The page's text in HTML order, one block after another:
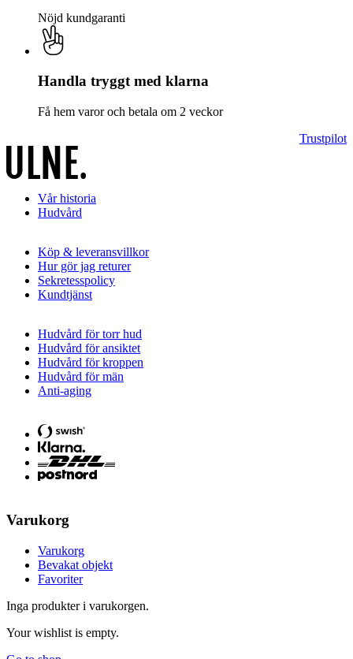
Nöjd kundgaranti
Handla tryggt med klarna
Få hem varor och betala om 2 veckor
Trustpilot
Vår historia
Hudvård
Köp & leveransvillkor
Hur gör jag returer
Sekretesspolicy
Kundtjänst
Hudvård för torr hud
Hudvård för ansiktet
Hudvård för kroppen
Hudvård för män
Anti-aging
Varukorg
Varukorg
Bevakat objekt
Favoriter
Inga produkter i varukorgen.
Your wishlist is empty.